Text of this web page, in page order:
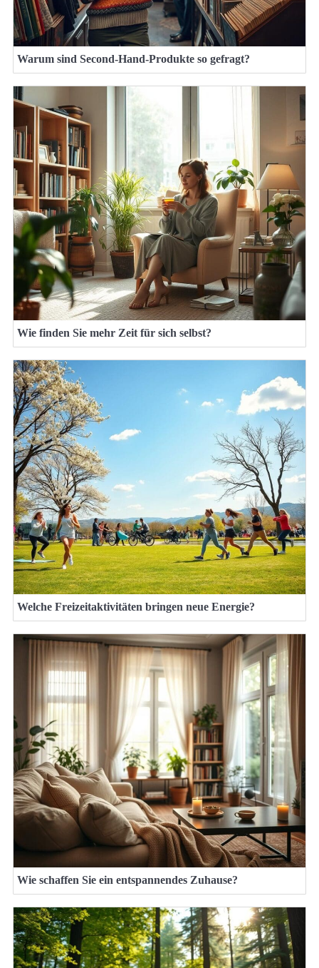
Warum sind Second-Hand-Produkte so gefragt?
Wie finden Sie mehr Zeit für sich selbst?
Welche Freizeitaktivitäten bringen neue Energie?
Wie schaffen Sie ein entspannendes Zuhause?